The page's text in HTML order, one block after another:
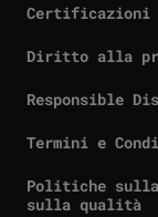
Certificazioni
Diritto alla
Responsible
Termini e
Politiche
sulla qualità